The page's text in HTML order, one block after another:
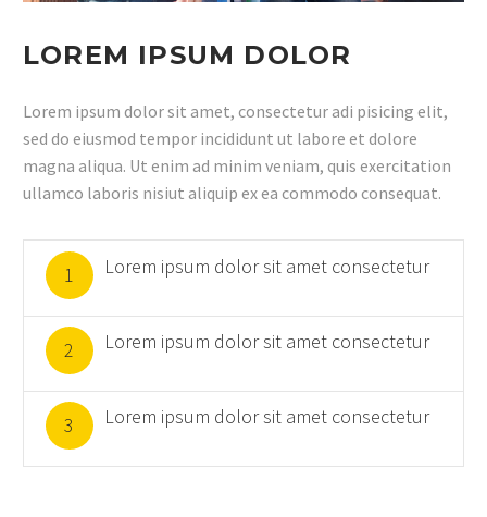
LOREM IPSUM DOLOR
Lorem ipsum dolor sit amet, consectetur adi pisicing elit,
sed do eiusmod tempor incididunt ut labore et dolore
magna aliqua. Ut enim ad minim veniam, quis exercitation
ullamco laboris nisiut aliquip ex ea commodo consequat.
1 Lorem ipsum dolor sit amet consectetur
2 Lorem ipsum dolor sit amet consectetur
3 Lorem ipsum dolor sit amet consectetur